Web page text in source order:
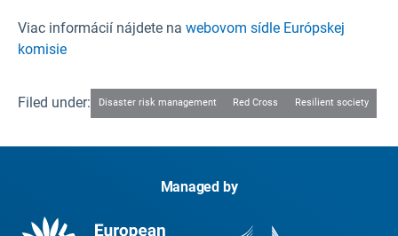
Viac informácií nájdete na webovom sídle Európskej
komisie
Filed under: Disaster risk management Red Cross Resilient society
Managed by